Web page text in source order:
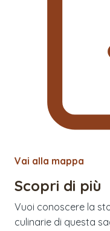
Vai alla mappa
Scopri di più
Vuoi conoscere la
culinarie di questa